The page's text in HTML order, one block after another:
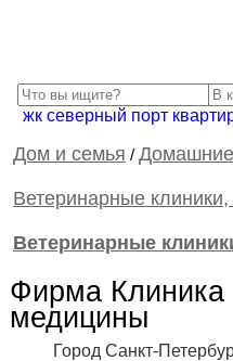
жк северный порт
Дом и семья /
Ветеринарные
Ветеринарные
Фирма Клиника
медицины
Город Санкт-